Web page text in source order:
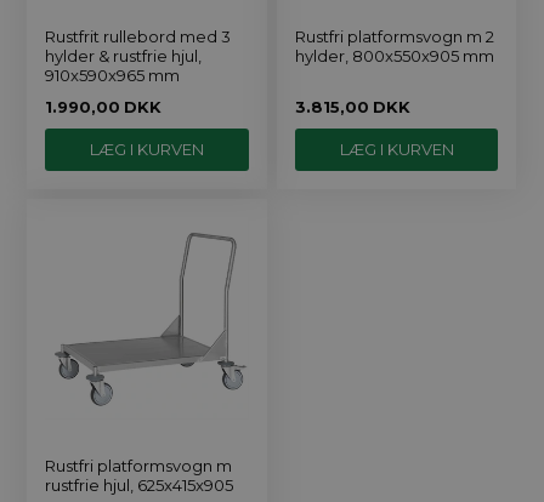
Rustfrit rullebord med 3
hylder & rustfrie hjul,
910x590x965 mm
1.990,00 DKK
Rustfri platformsvogn m 2
hylder, 800x550x905 mm
3.815,00 DKK
Rustfri platformsvogn m
rustfrie hjul, 625x415x905